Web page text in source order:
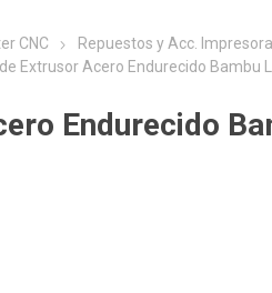
CNC
Repuestos y Acc.
Extrusor Acero Endurecido Bambu
Endurecido